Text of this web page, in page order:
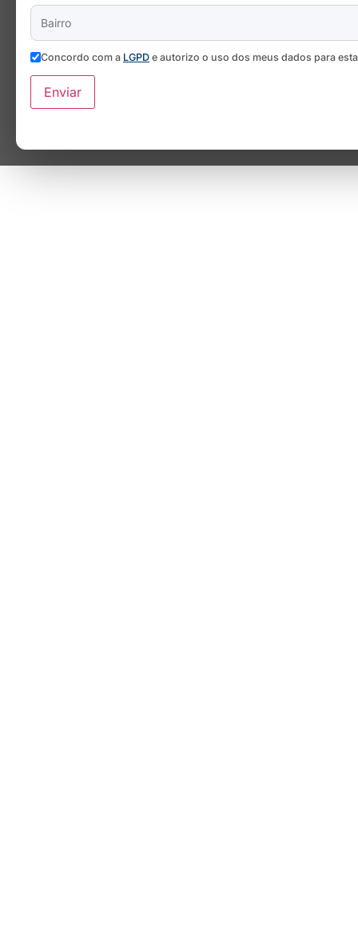
Concordo com a LGPD e autorizo o uso dos meus dados para
Enviar